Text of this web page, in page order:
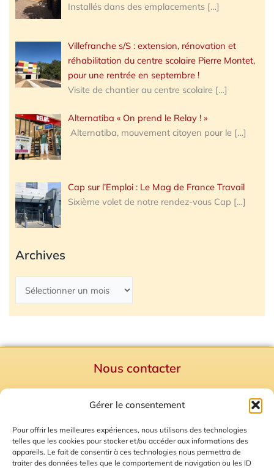
Gérer le consentement
Pour offrir les meilleures expériences, nous utilisons des technologies
telles que les cookies pour stocker et/ou accéder aux informations des
appareils. Le fait de consentir à ces technologies nous permettra de
traiter des données telles que le comportement de navigation ou les ID
Installés dans des emplacements […]
Villefranche s/S : extension, rénovation et
réhabilitation du centre scolaire Pierre Montet,
pour une rentrée en septembre !
Visite de chantier au centre scolaire […]
Alternatiba « On prend le Relay ! »
Alternatiba, mouvement citoyen pour le […]
Cap sur l’Emploi : Le Mag de France Travail
Sixième volet de notre rendez-vous Cap […]
Archives
Nous contacter
Mentions Légales
Plan du site
Gestion des Cookies